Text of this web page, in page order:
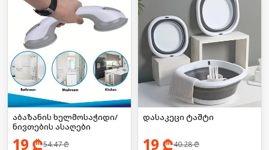
აბაზანის ხელმოსაჭიდი/
ნივთების ასაღები
19 ₾54.47₾
დასაკეცი ტაშტი
19 ₾40.28₾